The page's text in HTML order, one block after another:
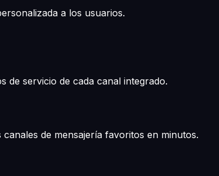
a los usuarios.
de servicio de cada canal integrado.
de mensajería favoritos en minutos.